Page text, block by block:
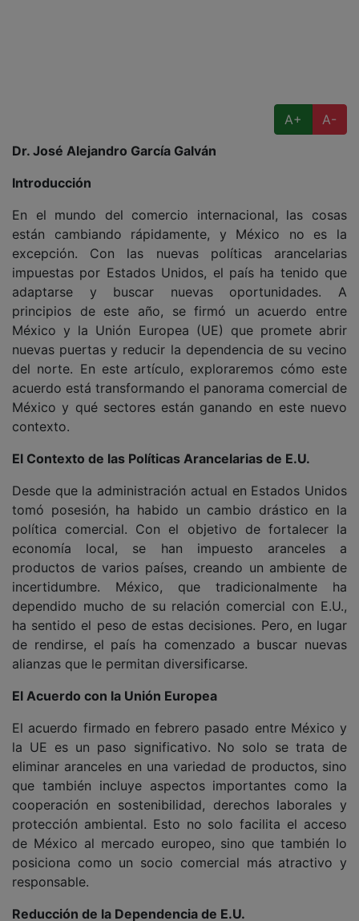
A+
A-
Dr. José Alejandro García Galván
Introducción
En el mundo del comercio internacional, las cosas
están cambiando rápidamente, y México no es la
excepción. Con las nuevas políticas arancelarias
impuestas por Estados Unidos, el país ha tenido que
adaptarse y buscar nuevas oportunidades. A
principios de este año, se firmó un acuerdo entre
México y la Unión Europea (UE) que promete abrir
nuevas puertas y reducir la dependencia de su vecino
del norte. En este artículo, exploraremos cómo este
acuerdo está transformando el panorama comercial de
México y qué sectores están ganando en este nuevo
contexto.
El Contexto de las Políticas Arancelarias de E.U.
Desde que la administración actual en Estados Unidos
tomó posesión, ha habido un cambio drástico en la
política comercial. Con el objetivo de fortalecer la
economía local, se han impuesto aranceles a
productos de varios países, creando un ambiente de
incertidumbre. México, que tradicionalmente ha
dependido mucho de su relación comercial con E.U.,
ha sentido el peso de estas decisiones. Pero, en lugar
de rendirse, el país ha comenzado a buscar nuevas
alianzas que le permitan diversificarse.
El Acuerdo con la Unión Europea
El acuerdo firmado en febrero pasado entre México y
la UE es un paso significativo. No solo se trata de
eliminar aranceles en una variedad de productos, sino
que también incluye aspectos importantes como la
cooperación en sostenibilidad, derechos laborales y
protección ambiental. Esto no solo facilita el acceso
de México al mercado europeo, sino que también lo
posiciona como un socio comercial más atractivo y
responsable.
Reducción de la Dependencia de E.U.